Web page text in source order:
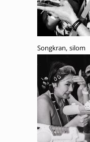
Songkran, silom